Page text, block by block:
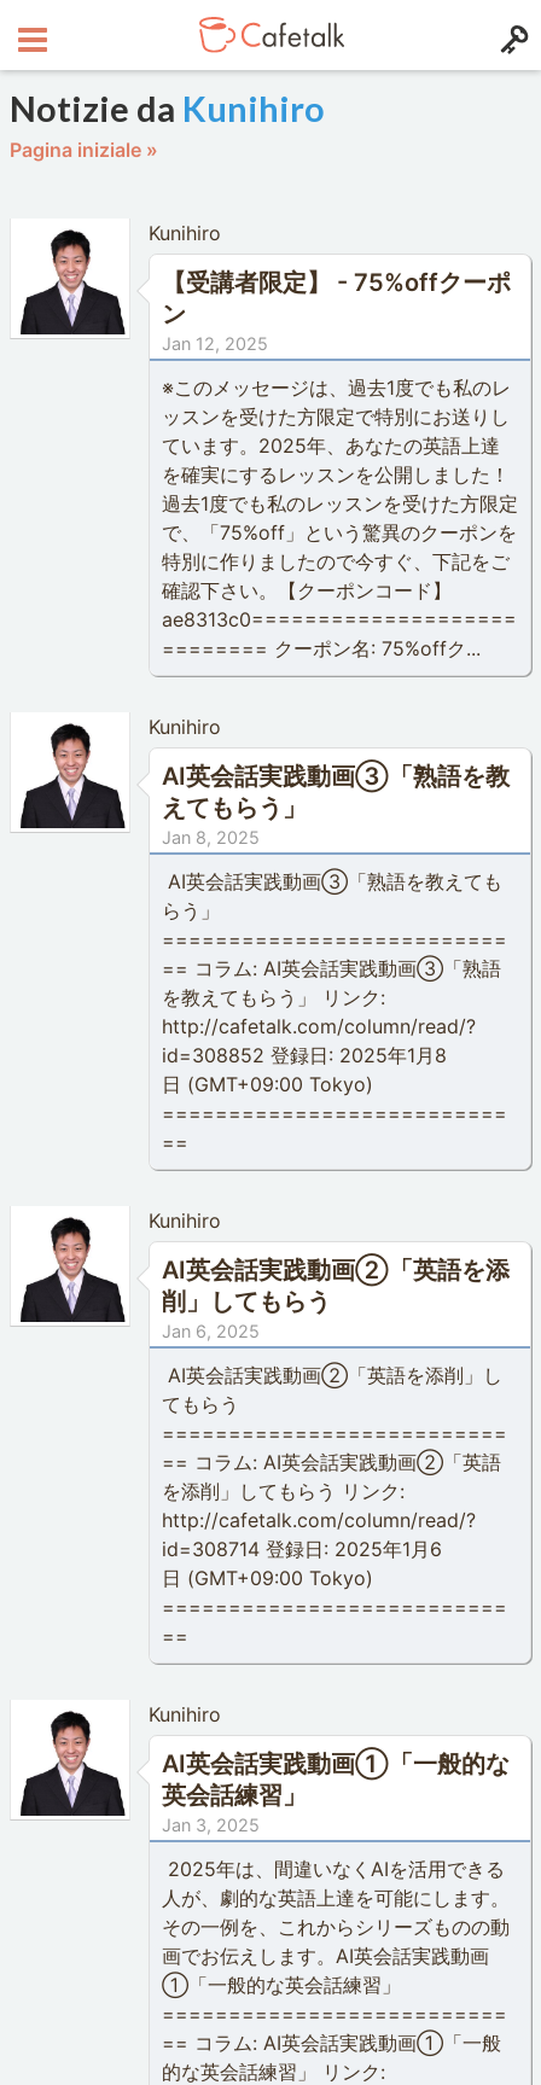
Notizie da Kunihiro
Pagina iniziale »
Kunihiro
【受講者限定】 - 75%offクーポ
ン
Jan 12, 2025
※このメッセージは、過去1度でも私のレ
ッスンを受けた方限定で特別にお送りし
ています。2025年、あなたの英語上達
を確実にするレッスンを公開しました！
過去1度でも私のレッスンを受けた方限定
で、「75%off」という驚異のクーポンを
特別に作りましたので今すぐ、下記をご
確認下さい。【クーポンコード】
ae8313c0====================
======== クーポン名: 75%offク...
Kunihiro
AI英会話実践動画③「熟語を教
えてもらう」
Jan 8, 2025
AI英会話実践動画③「熟語を教えても
らう」
==========================
== コラム: AI英会話実践動画③「熟語
を教えてもらう」 リンク:
http://cafetalk.com/column/read/?
id=308852 登録日: 2025年1月8
日 (GMT+09:00 Tokyo)
==========================
==
Kunihiro
AI英会話実践動画②「英語を添
削」してもらう
Jan 6, 2025
AI英会話実践動画②「英語を添削」し
てもらう
==========================
== コラム: AI英会話実践動画②「英語
を添削」してもらう リンク:
http://cafetalk.com/column/read/?
id=308714 登録日: 2025年1月6
日 (GMT+09:00 Tokyo)
==========================
==
Kunihiro
AI英会話実践動画①「一般的な
英会話練習」
Jan 3, 2025
2025年は、間違いなくAIを活用できる
人が、劇的な英語上達を可能にします。
その一例を、これからシリーズものの動
画でお伝えします。AI英会話実践動画
①「一般的な英会話練習」
==========================
== コラム: AI英会話実践動画①「一般
的な英会話練習」 リンク: